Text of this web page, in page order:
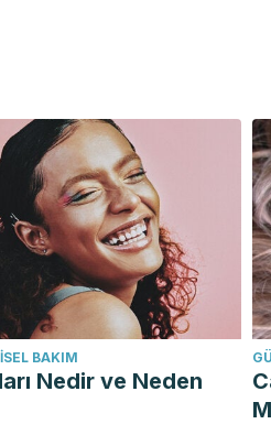
BAKIM
Nedir ve Neden